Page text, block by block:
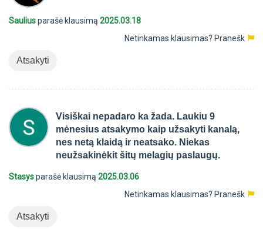
Sauliusparašė klausimą 2025.03.18
Netinkamas klausimas? Pranešk
Atsakyti
Visiškai nepadaro ka žada. Laukiu 9
mėnesius atsakymo kaip užsakyti kanalą,
nes netą klaidą ir neatsako. Niekas
neužsakinėkit šitų melagių paslaugų.
Stasysparašė klausimą 2025.03.06
Netinkamas klausimas? Pranešk
Atsakyti